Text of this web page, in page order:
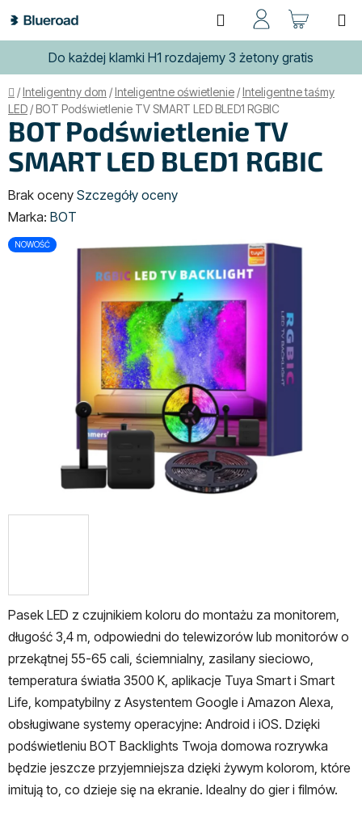
do
treści
Do każdej klamki H1 rozdajemy 3 żetony gratis
Szukaj
Home
/Inteligentny dom /Inteligentne oświetlenie /Inteligentne taśmy
LED /BOT Podświetlenie TV SMART LED BLED1 RGBIC
Pasek LED z czujnikiem koloru do montażu za monitorem,
długość 3,4 m, odpowiedni do telewizorów lub monitorów o
przekątnej 55-65 cali, ściemnialny, zasilany sieciowo,
temperatura światła 3500 K, aplikacje Tuya Smart i Smart
Life, kompatybilny z Asystentem Google i Amazon Alexa,
obsługiwane systemy operacyjne: Android i iOS. Dzięki
podświetleniu BOT Backlights Twoja domowa rozrywka
będzie jeszcze przyjemniejsza dzięki żywym kolorom, które
imitują to, co dzieje się na ekranie. Idealny do gier i filmów.
BOT Podświetlenie TV
SMART LED BLED1 RGBIC
Średnia
ocena
produktu
Brak oceny Szczegóły oceny
Marka: BOT
NOWOŚĆ